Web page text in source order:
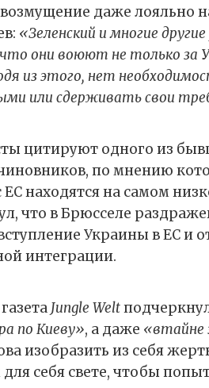
даже лояльно
«Зеленский и многие
они воюют не только за
из этого, нет
или сдерживать свои
цитируют одного из
по мнению
находятся на самом
что в Брюсселе
Украины в ЕС и
интеграции.
Jungle Welt
по Киеву», а даже «втайне
изобразить из себя
себя свете, чтобы